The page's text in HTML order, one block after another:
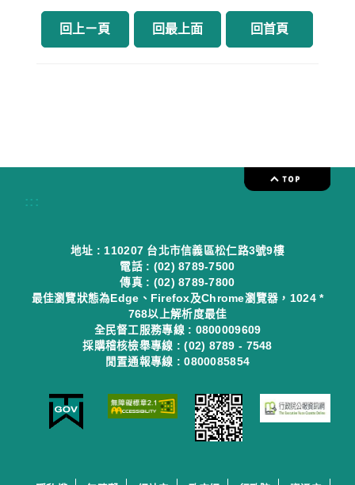
回上ㄧ頁 回最上面 回首頁
:::
地址 : 110207 台北市信義區松仁路3號9樓
電話 : (02) 8789-7500
傳真 : (02) 8789-7800
最佳瀏覽狀態為Edge、Firefox及Chrome瀏覽器，1024 *
768以上解析度最佳
全民督工服務專線 : 0800009609
採購稽核檢舉專線 : (02) 8789 - 7548
閒置通報專線 : 0800085854